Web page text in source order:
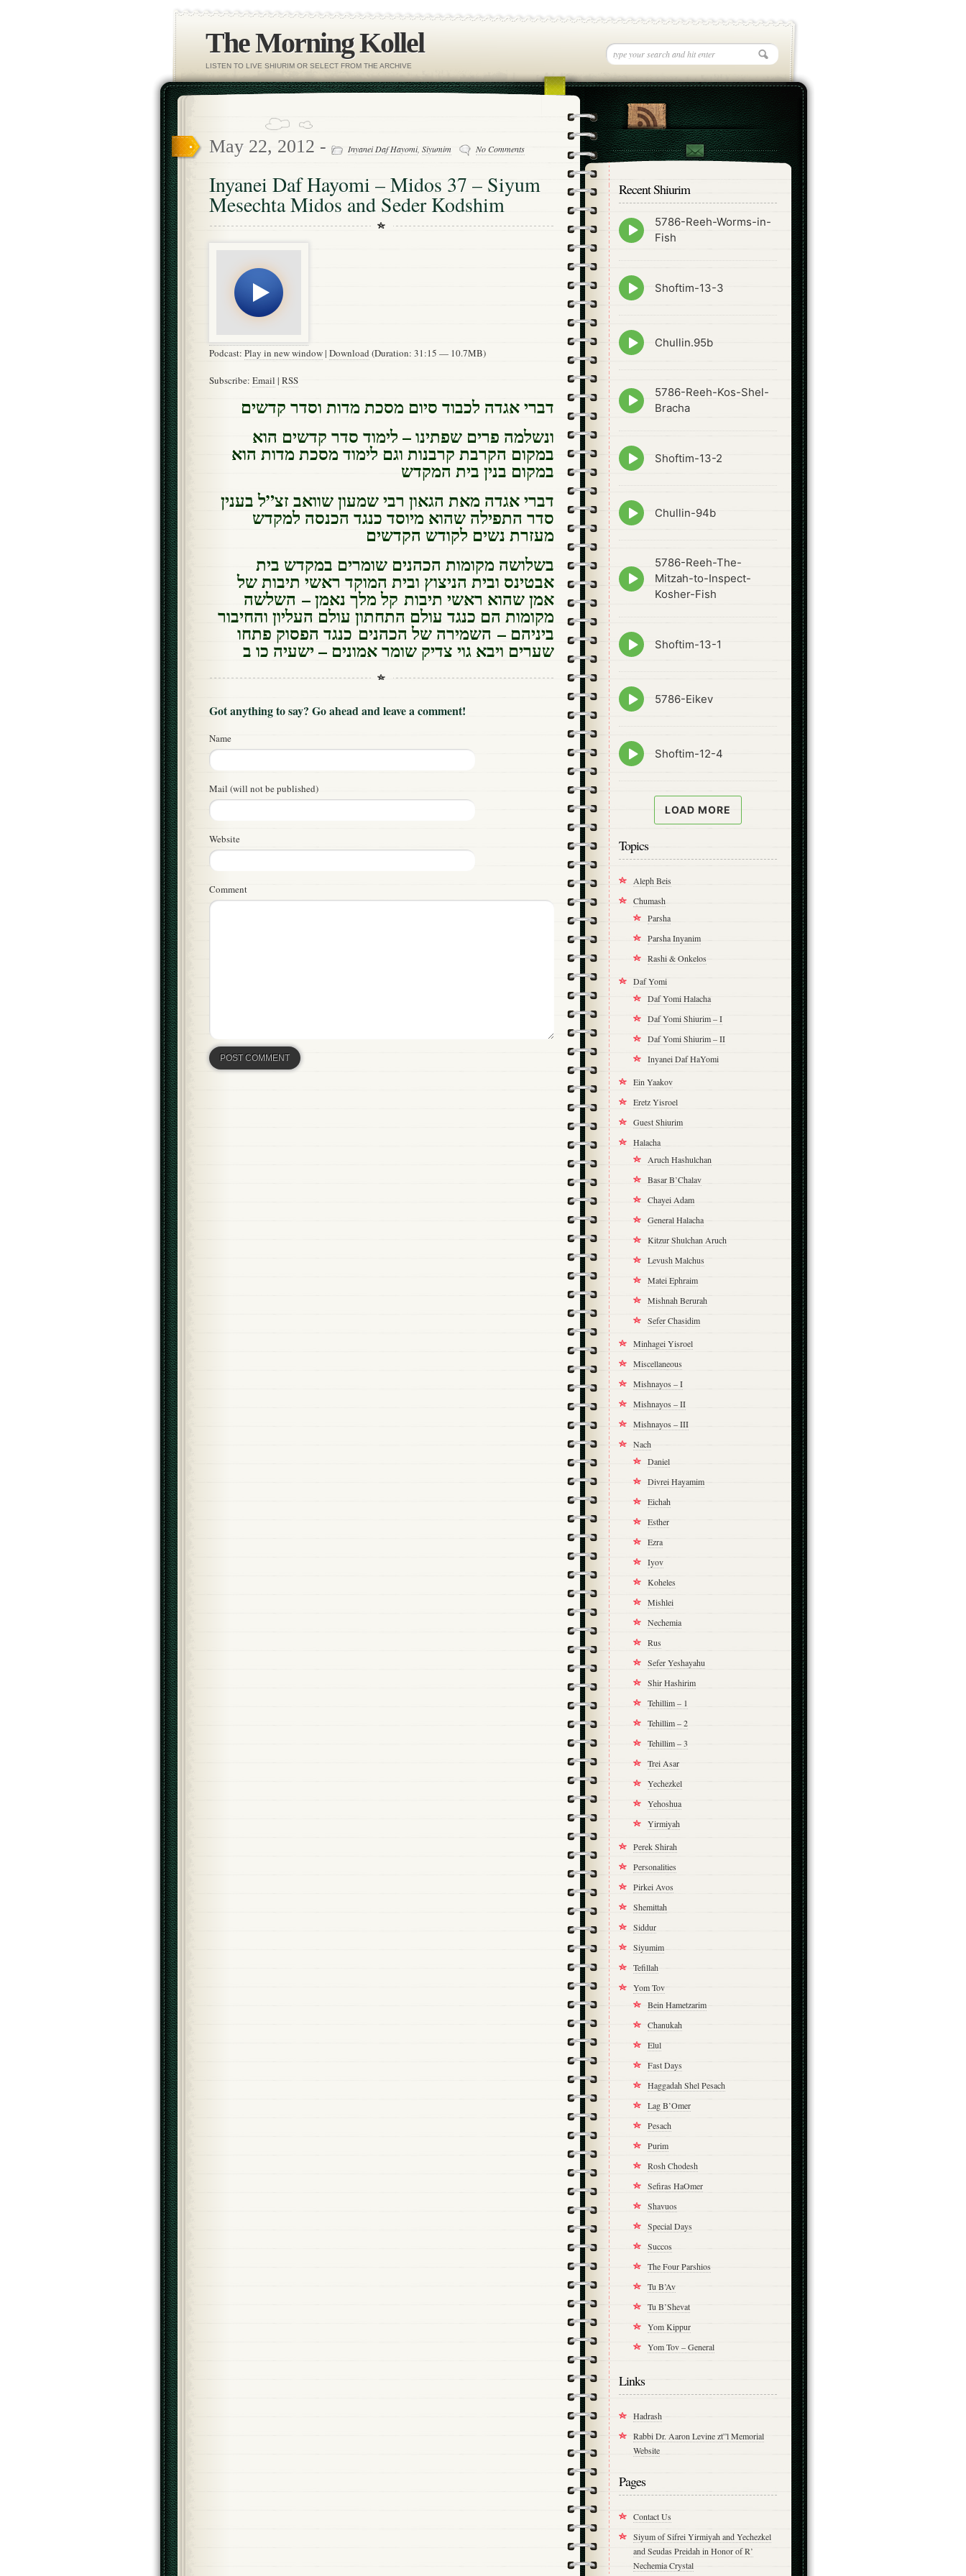
The Morning Kollel
LISTEN TO LIVE SHIURIM OR SELECT FROM THE ARCHIVE
May 22, 2012 - Inyanei Daf Hayomi, Siyumim No Comments
Inyanei Daf Hayomi – Midos 37 – Siyum
Mesechta Midos and Seder Kodshim
Podcast: Play in new window| Download (Duration: 31:15 — 10.7MB)
Subscribe: Email | RSS
דברי אגדה לכבוד סיום מסכת מדות וסדר קדשים
במקום הקרבת קרבנות וגם לימוד מסכת מדות הוא
במקום בנין בית המקדש
דברי אגדה מאת הגאון רבי שמעון שוואב זצ”ל בענין
סדר התפילה שהוא מיוסד כנגד הכנסה למקדש
מעזרת נשים לקודש הקדשים
בשלושה מקומות הכהנים שומרים במקדש בית
אבטינס ובית הניצוץ ובית המוקד ראשי תיבות של
אמן שהוא ראשי תיבות קל מלך נאמן – השלשה
מקומות הם כנגד עולם התחתון עולם העליון והחיבור
ביניהם – השמירה של הכהנים כנגד הפסוק פתחו
שערים ויבא גוי צדיק שומר אמונים – ישעיה כו ב
Got anything to say? Go ahead and leave a comment!
Name
Mail (will not be published)
Website
Comment
Recent Shiurim
Episode
play
5786-Reeh-Worms-in-
Fish
Episode
play
Shoftim-13-3
Episode
play
Chullin.95b
Episode
play
5786-Reeh-Kos-Shel-
Bracha
Episode
play
Shoftim-13-2
Episode
play
Chullin-94b
Episode
play
5786-Reeh-The-
Mitzah-to-Inspect-
Kosher-Fish
Episode
play
Shoftim-13-1
Episode
play
5786-Eikev
Episode
play
Shoftim-12-4
LOAD MORE
Topics
Aleph Beis
Chumash
Parsha
Parsha Inyanim
Rashi & Onkelos
Daf Yomi
Daf Yomi Halacha
Daf Yomi Shiurim – I
Daf Yomi Shiurim – II
Inyanei Daf HaYomi
Ein Yaakov
Eretz Yisroel
Guest Shiurim
Halacha
Aruch Hashulchan
Basar B’Chalav
Chayei Adam
General Halacha
Kitzur Shulchan Aruch
Levush Malchus
Matei Ephraim
Mishnah Berurah
Sefer Chasidim
Minhagei Yisroel
Miscellaneous
Mishnayos – I
Mishnayos – II
Mishnayos – III
Nach
Daniel
Divrei Hayamim
Eichah
Esther
Ezra
Iyov
Koheles
Mishlei
Nechemia
Rus
Sefer Yeshayahu
Shir Hashirim
Tehillim – 1
Tehillim – 2
Tehillim – 3
Trei Asar
Yechezkel
Yehoshua
Yirmiyah
Perek Shirah
Personalities
Pirkei Avos
Shemittah
Siddur
Siyumim
Tefillah
Yom Tov
Bein Hametzarim
Chanukah
Elul
Fast Days
Haggadah Shel Pesach
Lag B’Omer
Pesach
Purim
Rosh Chodesh
Sefiras HaOmer
Shavuos
Special Days
Succos
The Four Parshios
Tu B’Av
Tu B’Shevat
Yom Kippur
Yom Tov – General
Links
Hadrash
Rabbi Dr. Aaron Levine zt”l Memorial
Website
Pages
Contact Us
Siyum of Sifrei Yirmiyah and Yechezkel
and Seudas Preidah in Honor of R’
Nechemia Crystal